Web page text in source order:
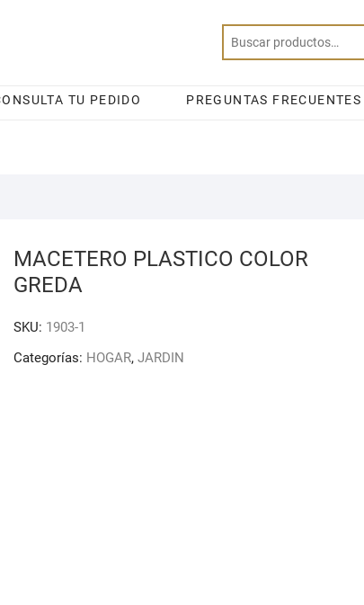
TU PEDIDO PREGUNTAS FRECUENTES
MACETERO PLASTICO COLOR
GREDA
SKU: 1903-1
Categorías: HOGAR, JARDIN